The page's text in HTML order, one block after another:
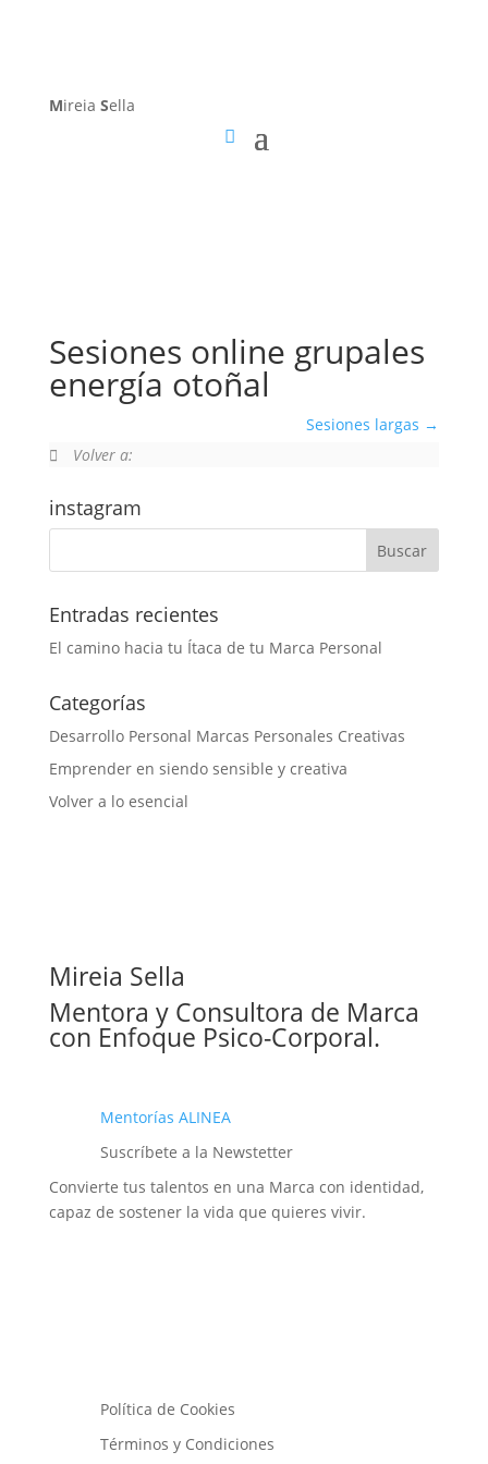
Mireia Sella
Sesiones online grupales
energía otoñal
Sesiones largas
Volver a:
instagram
Entradas recientes
El camino hacia tu Ítaca de tu Marca Personal
Categorías
Desarrollo Personal Marcas Personales Creativas
Emprender en siendo sensible y creativa
Volver a lo esencial
Mireia Sella
Mentora y Consultora de Marca
con Enfoque Psico-Corporal.
Mentorías ALINEA
Suscríbete a la Newstetter
Convierte tus talentos en una Marca con identidad,
capaz de sostener la vida que quieres vivir.
Política de Cookies
Términos y Condiciones